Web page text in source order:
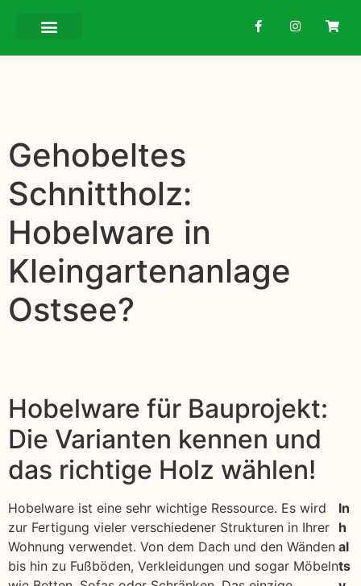
Gehobeltes
Schnittholz:
Hobelware in
Kleingartenanlage
Ostsee?
Hobelware für Bauprojekt:
Die Varianten kennen und
das richtige Holz wählen!
Hobelware ist eine sehr wichtige Ressource. Es wird
zur Fertigung vieler verschiedener Strukturen in Ihrer
Wohnung verwendet. Von dem Dach und den Wänden
bis hin zu Fußböden, Verkleidungen und sogar Möbeln
In
h
al
ts